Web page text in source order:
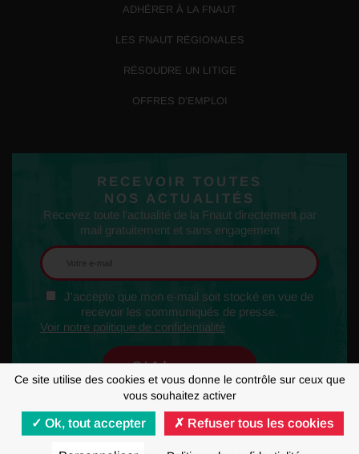
Ce site utilise des cookies et vous donne le contrôle sur ceux que
vous souhaitez activer
Ok, tout accepter Refuser tous les cookies
ADHÉRER À LA FNAUT
LES FNAUT RÉGIONALES
RÉSOUDRE UN LITIGE
OFFRES D’EMPLOI
RECEVOIR TOUTES
NOS ACTUALITÉS
Recevez toute l'actualité de la Fnaut directement par
mail gratuitement et sans engagement
J'accepte que mon e-mail soit stocké en vue de
recevoir les communiqués de presse.
Voir notre politique de confidentialité